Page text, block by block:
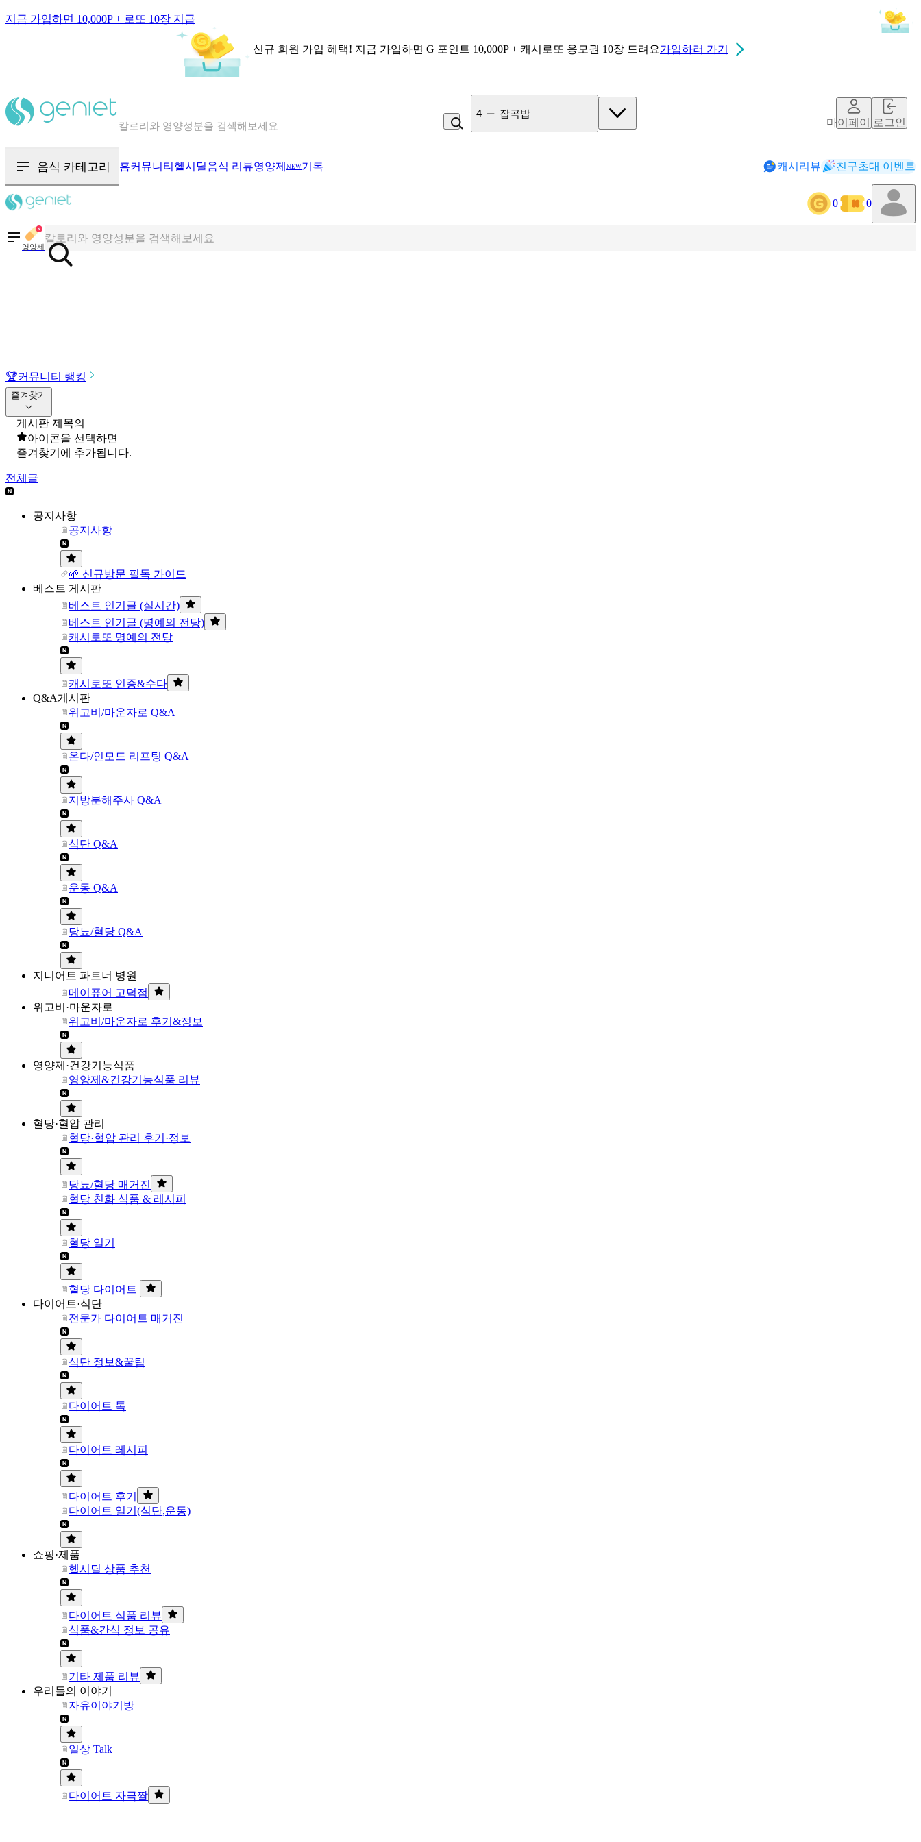
지금 가입하면 10,000P + 로또 10장 지급
신규 회원 가입 혜택! 지금 가입하면 G 포인트 10,000P + 캐시로또 응모권 10장 드려요가입하러 가기
혈당 · 다이어트 음식 검색해보세요
4 잡곡밥
마이페이지로그인
음식 카테고리 홈커뮤니티 헬시딜음식 리뷰영양제 NEW기록 캐시리뷰 친구초대 이벤트
0 0
영양제
혈당 · 다이어트 음식 검색해보세요
음식 · 영양제 리뷰를 찾아보세요
🏆커뮤니티 랭킹
즐겨찾기
게시판 제목의
아이콘을 선택하면
즐겨찾기에 추가됩니다.
전체글
공지사항
공지사항
🌱 신규방문 필독 가이드
베스트 게시판
베스트 인기글 (실시간)
베스트 인기글 (명예의 전당)
캐시로또 명예의 전당
캐시로또 인증&수다
Q&A게시판
위고비/마운자로 Q&A
온다/인모드 리프팅 Q&A
지방분해주사 Q&A
식단 Q&A
운동 Q&A
당뇨/혈당 Q&A
지니어트 파트너 병원
메이퓨어 고덕점
위고비·마운자로
위고비/마운자로 후기&정보
영양제·건강기능식품
영양제&건강기능식품 리뷰
혈당·혈압 관리
혈당·혈압 관리 후기·정보
당뇨/혈당 매거진
혈당 친화 식품 & 레시피
혈당 일기
혈당 다이어트
다이어트·식단
전문가 다이어트 매거진
식단 정보&꿀팁
다이어트 톡
다이어트 레시피
다이어트 후기
다이어트 일기(식단,운동)
쇼핑·제품
헬시딜 상품 추천
다이어트 식품 리뷰
식품&간식 정보 공유
기타 제품 리뷰
우리들의 이야기
자유이야기방
일상 Talk
다이어트 자극짤